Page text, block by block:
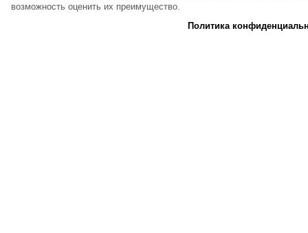
возможность оценить их преимущество.
Политика